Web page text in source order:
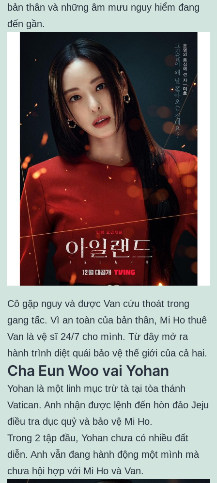
bản thân và những âm mưu nguy hiểm đang
đến gần.
Cô gặp nguy và được Van cứu thoát trong
gang tấc. Vì an toàn của bản thân, Mi Ho thuê
Van là vệ sĩ 24/7 cho mình. Từ đây mở ra
hành trình diệt quái bảo vệ thế giới của cả hai.
Cha Eun Woo vai Yohan
Yohan là một linh mục trừ tà tại tòa thánh
Vatican. Anh nhận được lệnh đến hòn đảo Jeju
điều tra dục quỷ và bảo vệ Mi Ho.
Trong 2 tập đầu, Yohan chưa có nhiều đất
diễn. Anh vẫn đang hành động một mình mà
chưa hội hợp với Mi Ho và Van.